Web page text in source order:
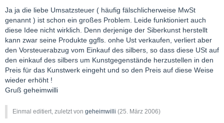
Ja ja die liebe Umsatzsteuer ( häufig fälschlicherweise MwSt
genannt ) ist schon ein großes Problem. Leide funktioniert auch
diese Idee nicht wirklich. Denn derjenige der Siberkunst herstellt
kann zwar seine Produkte ggfls. onhe Ust verkaufen, verliert aber
den Vorsteuerabzug vom Einkauf des silbers, so dass diese USt auf
den einkauf des silbers um Kunstgegenstände herzustellen in den
Preis für das Kunstwerk eingeht und so den Preis auf diese Weise
wieder erhöht !
Gruß geheimwilli
Einmal editiert, zuletzt von geheimwilli (25. März 2006)